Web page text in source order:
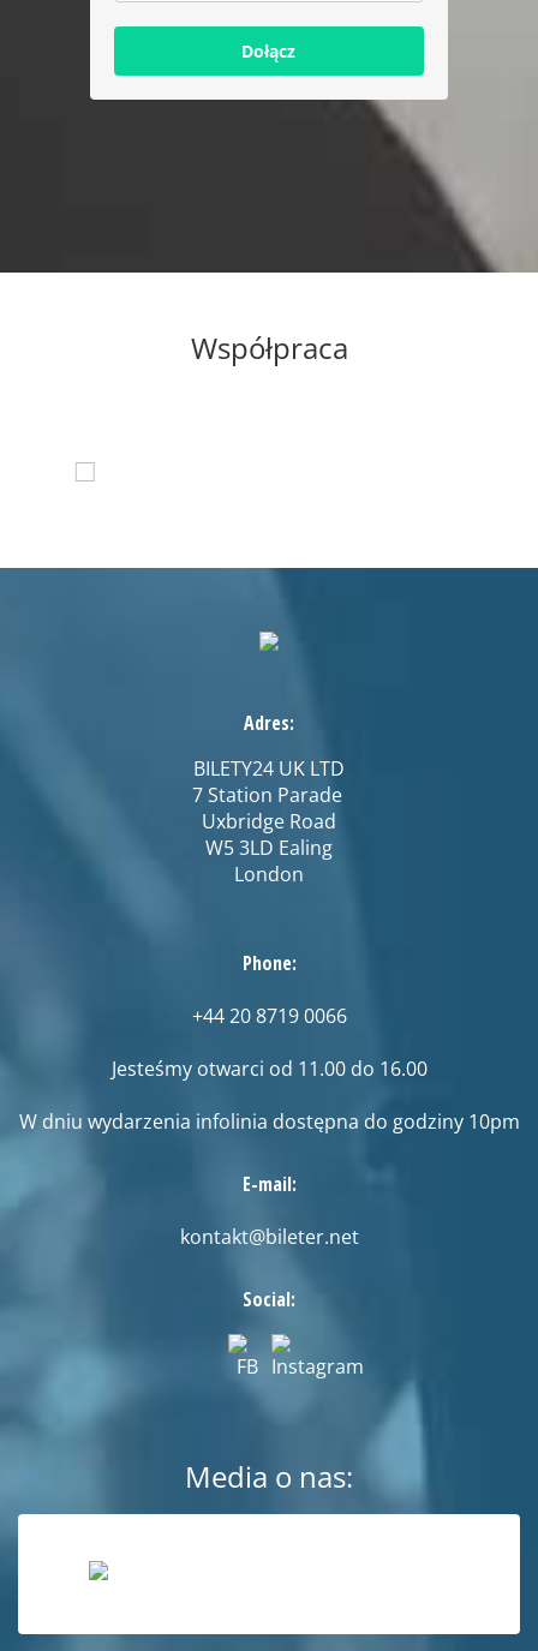
Dołącz
Współpraca
Adres:
BILETY24 UK LTD
7 Station Parade
Uxbridge Road
W5 3LD Ealing
London
Phone:
+44 20 8719 0066
Jesteśmy otwarci od 11.00 do 16.00
W dniu wydarzenia infolinia dostępna do godziny 10pm
E-mail:
kontakt@bileter.net
Social:
Media o nas: